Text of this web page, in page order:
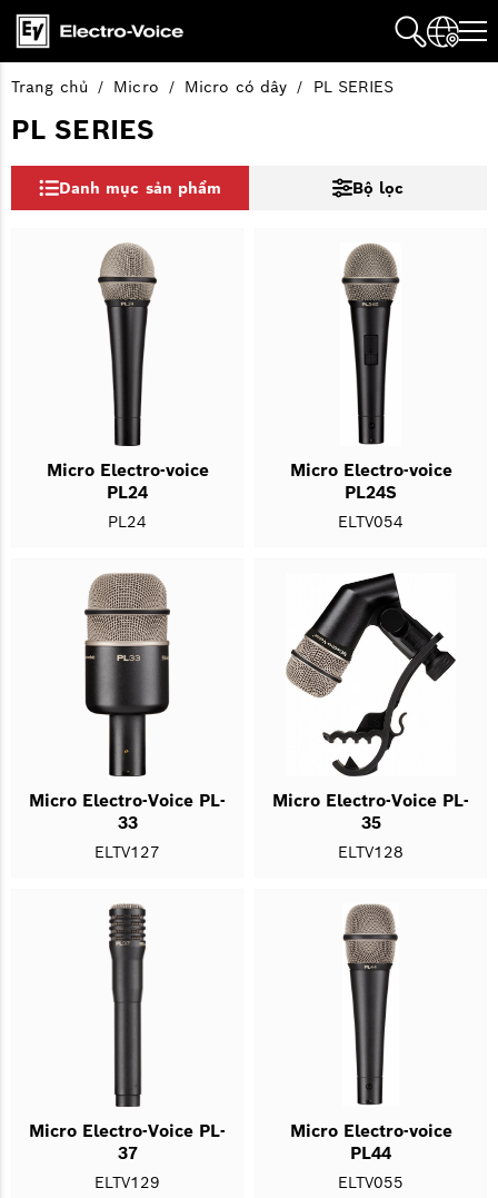
Trang chủ Micro Micro có dây PL SERIES
PL SERIES
Danh mục sản phẩm Bộ lọc
Micro Electro-voice
PL24
PL24
Micro Electro-voice
PL24S
ELTV054
Micro Electro-Voice PL-
33
ELTV127
Micro Electro-Voice PL-
35
ELTV128
Micro Electro-Voice PL-
37
ELTV129
Micro Electro-voice
PL44
ELTV055